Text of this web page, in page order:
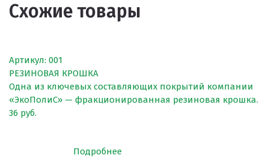
Схожие товары
Артикул: 001
РЕЗИНОВАЯ КРОШКА
Одна из ключевых составляющих покрытий компании
«ЭкоПолиС» — фракционированная резиновая крошка.
36 руб.
Подробнее